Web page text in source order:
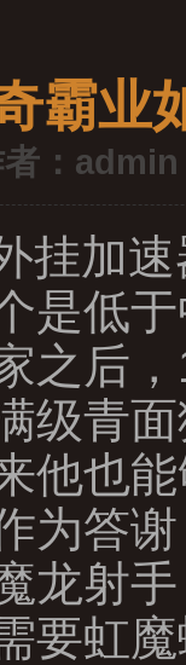
霸业
：admin
加速
是低
之后
级青
他也
为答
龙射
要虹